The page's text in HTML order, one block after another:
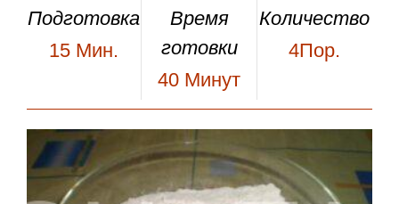
Подготовка
15 Мин.
Время
готовки
40 Минут
Количество
4Пор.